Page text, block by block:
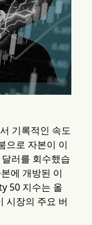
기록적인 속도
으로 자본이 이
러를 회수했습
에 개방된 이
50 지수는 올
시장의 주요 버